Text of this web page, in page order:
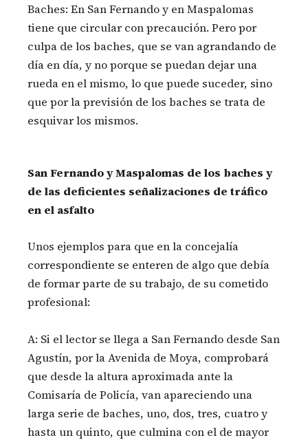
Baches: En San Fernando y en Maspalomas
tiene que circular con precaución. Pero por
culpa de los baches, que se van agrandando de
día en día, y no porque se puedan dejar una
rueda en el mismo, lo que puede suceder, sino
que por la previsión de los baches se trata de
esquivar los mismos.
San Fernando y Maspalomas de los baches y
de las deficientes señalizaciones de tráfico
en el asfalto
Unos ejemplos para que en la concejalía
correspondiente se enteren de algo que debía
de formar parte de su trabajo, de su cometido
profesional:
A: Si el lector se llega a San Fernando desde San
Agustín, por la Avenida de Moya, comprobará
que desde la altura aproximada ante la
Comisaría de Policía, van apareciendo una
larga serie de baches, uno, dos, tres, cuatro y
hasta un quinto, que culmina con el de mayor